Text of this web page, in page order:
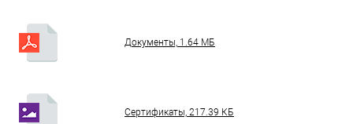
Документы, 1.64 МБ
Сертификаты, 217.39 КБ